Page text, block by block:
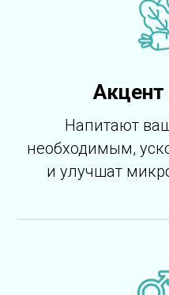
Напитают
необходимым,
и улучшат